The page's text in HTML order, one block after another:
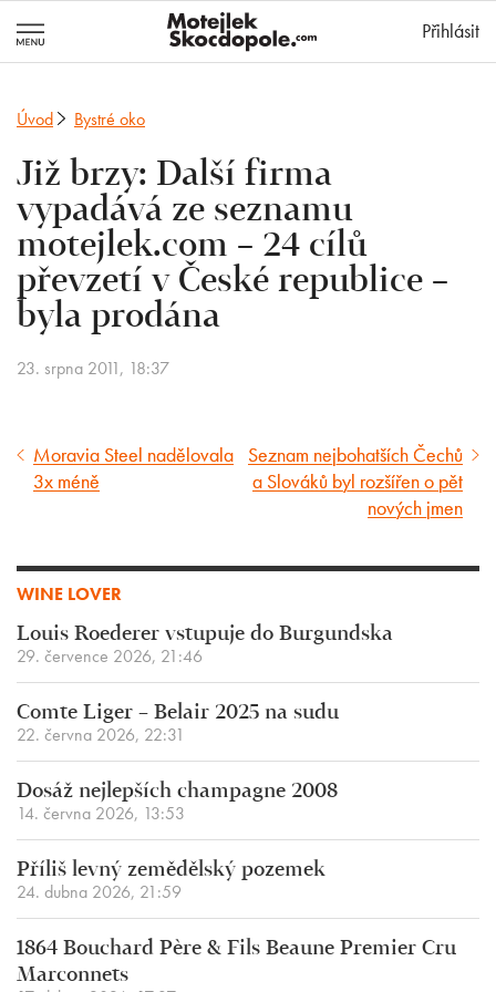
Přihlásit
Úvod Bystré oko
Již brzy: Další firma
vypadává ze seznamu
motejlek.com – 24 cílů
převzetí v České republice –
byla prodána
23. srpna 2011, 18:37
Předcházející
článek
Moravia Steel nadělovala
3x méně
Následující
článek
Seznam nejbohatších Čechů
a Slováků byl rozšířen o pět
nových jmen
WINE LOVER
Louis Roederer vstupuje do Burgundska
29. července 2026, 21:46
Comte Liger – Belair 2025 na sudu
22. června 2026, 22:31
Dosáž nejlepších champagne 2008
14. června 2026, 13:53
Příliš levný zemědělský pozemek
24. dubna 2026, 21:59
1864 Bouchard Père & Fils Beaune Premier Cru
Marconnets